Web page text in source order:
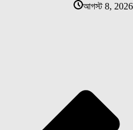
আগস্ট 8, 2026